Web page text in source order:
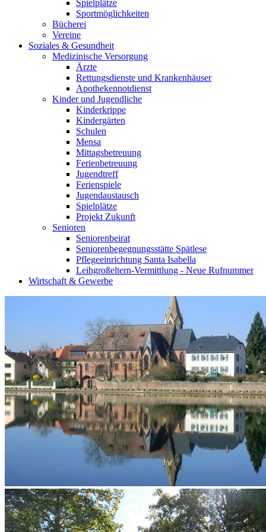
Spielplätze
Sportmöglichkeiten
Bücherei
Vereine
Soziales & Gesundheit
Medizinische Versorgung
Ärzte
Rettungsdienste und Krankenhäuser
Apothekennotdienst
Kinder und Jugendliche
Kinderkrippe
Kindergärten
Schulen
Mensa
Mittagsbetreuung
Ferienbetreuung
Jugendtreff
Ferienspiele
Jugendaustausch
Spielplätze
Projekt Zukunft
Senioren
Seniorenbeirat
Seniorenbegegnungsstätte Spätlese
Pflegeeinrichtung Santa Isabella
Leihgroßeltern-Vermittlung - Neue Rufnummer
Wirtschaft & Gewerbe